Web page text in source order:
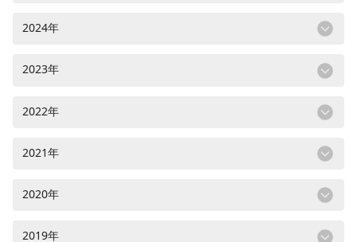
2024年
2023年
2022年
2021年
2020年
2019年